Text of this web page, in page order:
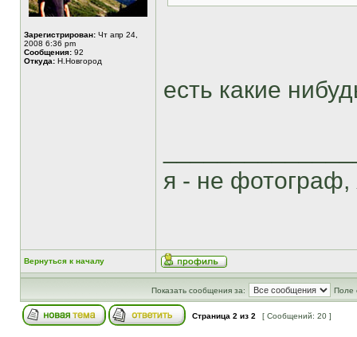
Зарегистрирован: Чт апр 24,
2008 6:36 pm
Сообщения: 92
Откуда: Н.Новгород
есть какие
я - не
Вернуться к началу
Показать сообщения за: Поле
Страница 2 из 2 [ Сообщений: 20 ]